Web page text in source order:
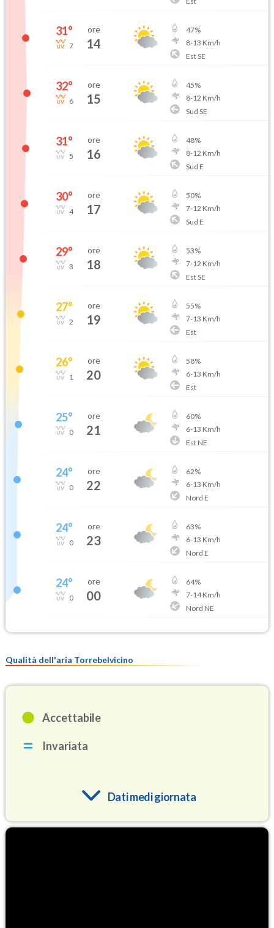
31°
7
ore
14
47%
8-13 Km/h
Est SE
32°
6
ore
15
45%
8-12 Km/h
Sud SE
31°
5
ore
16
48%
8-12 Km/h
Sud E
30°
4
ore
17
50%
7-12 Km/h
Sud E
29°
3
ore
18
53%
7-12 Km/h
Est SE
27°
2
ore
19
55%
7-13 Km/h
Est
26°
1
ore
20
58%
6-13 Km/h
Est
25°
0
ore
21
60%
6-13 Km/h
Est NE
24°
0
ore
22
62%
6-13 Km/h
Nord E
24°
0
ore
23
63%
6-13 Km/h
Nord E
24°
0
ore
00
64%
7-14Km/h
Nord NE
Qualità dell'aria Torrebelvicino
Accettabile
Invariata
Dati medi giornata